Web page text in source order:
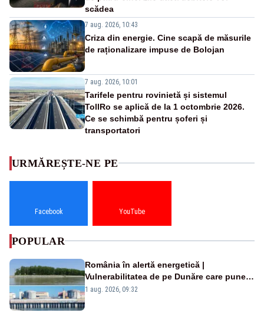
scădea
7 aug. 2026, 10:43
Criza din energie. Cine scapă de măsurile
de raționalizare impuse de Bolojan
7 aug. 2026, 10:01
Tarifele pentru rovinietă și sistemul
TollRo se aplică de la 1 octombrie 2026.
Ce se schimbă pentru șoferi și
transportatori
URMĂREȘTE-NE PE
Facebook YouTube
POPULAR
România în alertă energetică |
Vulnerabilitatea de pe Dunăre care pune
în pericol Centrala Cernavodă era
1 aug. 2026, 09:32